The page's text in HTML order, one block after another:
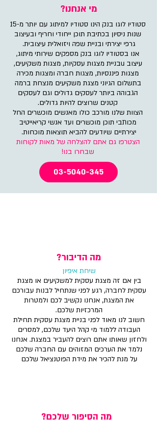
מי אנחנו?
סטודיו לוגו בנק הינו סטודיו למיתוג עם יותר מ-15
שנות ניסיון בכתיבת תוכן ייחודי וחריף ובעיצוב
גרפי יצירתי ובניית שפה ויזואלית עיצובית.
אנו בסטודיו לוגו בנק מספקים שירותי מיתוג,
עיצוב uבניית מצגות עסקיות, מצגות משקיעים,
מצגות פיננסיות, מצגות חברה ומצגות מכירה
בתשלום הגיוני מצגת משקיעים מנצחת ברמה
הגבוהה ביותר לעסקים גדולים וגם לעסקים
קטנים שרוצים להיות גדולים.
הצוות שלנו מורכב כולו מאנשים מוכשרים החל
מכותבי תוכן מוכשרים ועד אנשי קריאייטיב
יצירתיים שיודעים להביא תוצאות מוכחות.
הצטרפו גם אתם להצלחה של מאות לקוחות
שבחרו בנו!
03-5040-345
מה הדיבור?
שיחת איפיון
בין אם זה מצגת עסקית למשקיעים או מצגת
עסקית לחברה, רגע לפני שנתחיל לבנות עבורכם
את המצגת, אנחנו נקשיב לכם ולמטרות
המרכזיות שלכם.
חשוב לנו מאוד לפני בניית מצגת עסקית תחילת
העבודה ללמוד מי קהל היעד שלכם, למסרים
ולחזון שאותו אתם רוצים להעביר במצגת. אנחנו
נלמד את הערכים המזוהים עם החברה שלכם
על מנת להכיר את מידת הפוטנציאל שלכם
מה הסיפור שלכם?